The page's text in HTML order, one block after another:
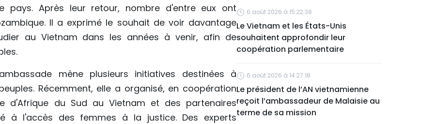
pays. Après leur retour, nombre d'entre eux ont
Il a exprimé le souhait de voir davantage
au Vietnam dans les années à venir, afin de
mène plusieurs initiatives destinées à
Récemment, elle a organisé, en coopération
d'Afrique du Sud au Vietnam et des partenaires
à l'accès des femmes à la justice. Des experts
6 août 2026 à 15:22:38
Le Vietnam et les États-Unis
souhaitent approfondir leur
coopération parlementaire
6 août 2026 à 14:27:18
Le président de l’AN vietnamienne
reçoit l’ambassadeur de Malaisie au
terme de sa mission